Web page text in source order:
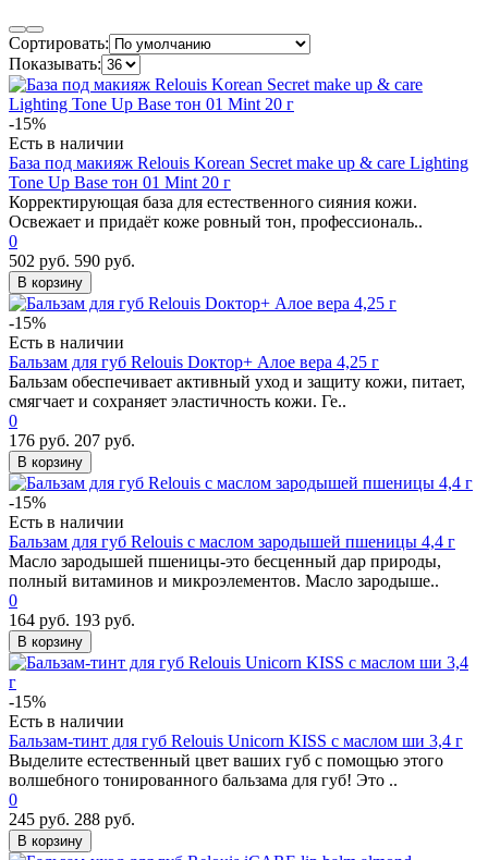
Сортировать:
Показывать:
-15%
Есть в наличии
База под макияж Relouis Korean Secret make up & care Lighting
Tone Up Base тон 01 Mint 20 г
Корректирующая база для естественного сияния кожи.
Освежает и придаёт коже ровный тон, профессиональ..
0
502 руб. 590 руб.
В корзину
-15%
Есть в наличии
Бальзам для губ Relouis Dоктор+ Алое вера 4,25 г
Бальзам обеспечивает активный уход и защиту кожи, питает,
смягчает и сохраняет эластичность кожи. Ге..
0
176 руб. 207 руб.
В корзину
-15%
Есть в наличии
Бальзам для губ Relouis с маслом зародышей пшеницы 4,4 г
Масло зародышей пшеницы-это бесценный дар природы,
полный витаминов и микроэлементов. Масло зародыше..
0
164 руб. 193 руб.
В корзину
-15%
Есть в наличии
Бальзам-тинт для губ Relouis Unicorn KISS с маслом ши 3,4 г
Выделите естественный цвет ваших губ с помощью этого
волшебного тонированного бальзама для губ! Это ..
0
245 руб. 288 руб.
В корзину